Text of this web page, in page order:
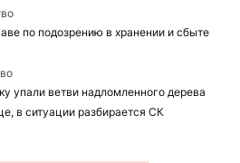
по подозрению в хранении и сбыте
упали ветви надломленного дерева
в ситуации разбирается СК